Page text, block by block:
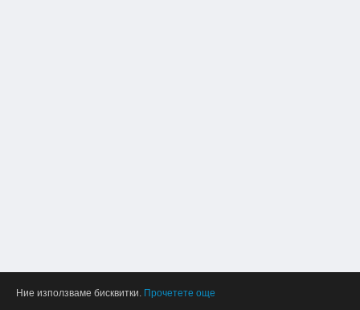
Ние използваме бисквитки. Прочетете още